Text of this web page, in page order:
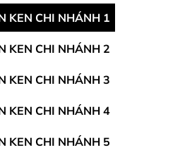
KEN CHI NHÁNH 1
KEN CHI NHÁNH 2
KEN CHI NHÁNH 3
KEN CHI NHÁNH 4
KEN CHI NHÁNH 5